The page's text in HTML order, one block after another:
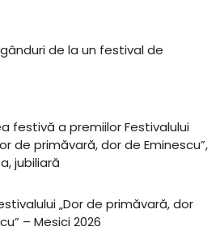
de la un festival de
festivă a premiilor Festivalului
de primăvară, dor de Eminescu”,
jubiliară
„Dor de primăvară, dor
– Mesici 2026